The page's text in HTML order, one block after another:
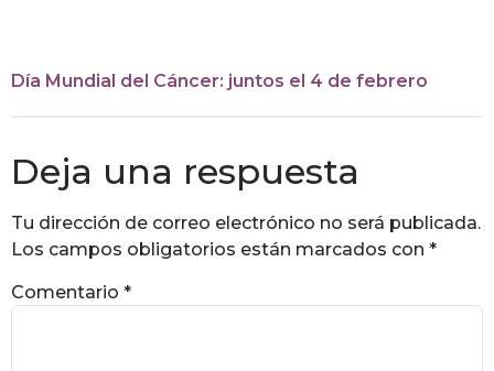
Día Mundial del Cáncer: juntos el 4 de febrero
Deja una respuesta
Tu dirección de correo electrónico no será publicada.
Los campos obligatorios están marcados con *
Comentario *